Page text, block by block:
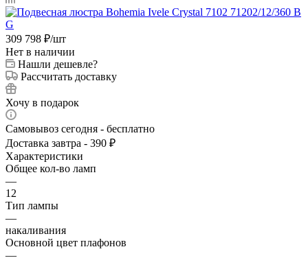
309 798 ₽/шт
Нет в наличии
Нашли дешевле?
Рассчитать доставку
Хочу в подарок
Самовывоз сегодня - бесплатно
Доставка завтра - 390 ₽
Характеристики
Общее кол-во ламп
—
12
Тип лампы
—
накаливания
Основной цвет плафонов
—